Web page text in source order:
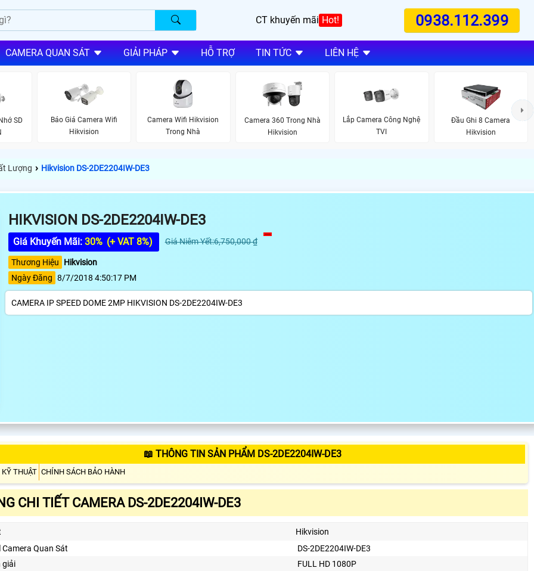
CT khuyến mãi Hot! 0938.112.399
CAMERA QUAN SÁT GIẢI PHÁP HỖ TRỢ TIN TỨC LIÊN HỆ
SD
Báo Giá Camera Wifi
Hikvision
Camera Wifi Hikvision
Trong Nhà
Camera 360 Trong Nhà
Hikvision
Lắp Camera Công Nghệ
TVI
Đầu Ghi 8 Camera
Hikvision
Lượng › Hikvision DS-2DE2204IW-DE3
HIKVISION DS-2DE2204IW-DE3
Giá Khuyến Mãi: 30% (+ VAT 8%) Giá Niêm Yết:6,750,000 ₫
Thương Hiệu
Hikvision
Ngày Đăng 8/7/2018 4:50:17 PM
CAMERA IP SPEED DOME 2MP HIKVISION DS-2DE2204IW-DE3
📖 THÔNG TIN SẢN PHẨM DS-2DE2204IW-DE3
THUẬT CHÍNH SÁCH BẢO HÀNH
CHI TIẾT CAMERA DS-2DE2204IW-DE3
Hikvision
Camera Quan Sát
DS-2DE2204IW-DE3
giải
FULL HD 1080P